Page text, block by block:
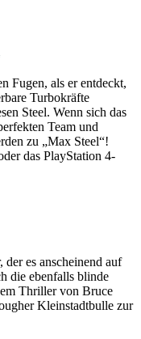
Fugen, als er entdeckt,
Turbokräfte
Steel. Wenn sich das
Team und
zu „Max Steel“!
das PlayStation 4-
es anscheinend auf
die ebenfalls blinde
Thriller von Bruce
Kleinstadtbulle zur